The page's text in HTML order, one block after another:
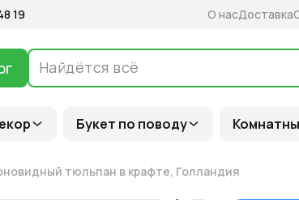
Букет по поводу
19 О насДоставка
тюльпан в крафте, Голландия